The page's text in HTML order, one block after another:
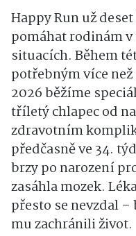
Happy Run už
pomáhat rodinám
situacích. Během
potřebným více
2026 běžíme
tříletý chlapec od
zdravotním
předčasně ve 34.
brzy po narození
zasáhla mozek.
přesto se nevzdal
mu zachránili život.